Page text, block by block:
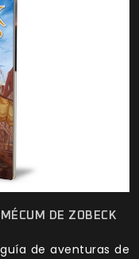
DE ZOBECK
guía de aventuras de